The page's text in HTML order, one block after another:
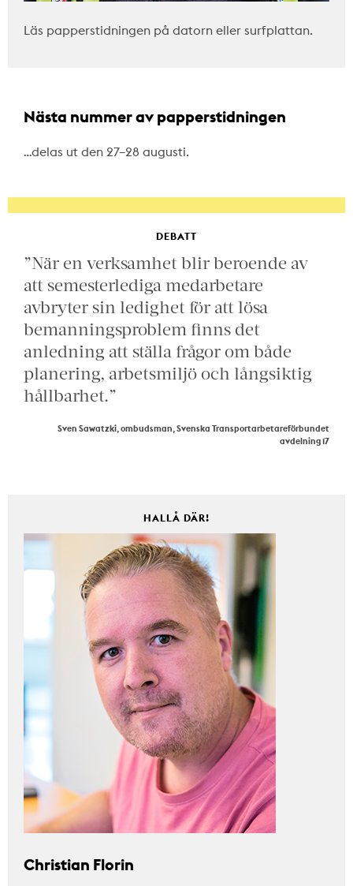
Läs papperstidningen på datorn eller surfplattan.
Nästa nummer av papperstidningen
…delas ut den 27–28 augusti.
DEBATT
”När en verksamhet blir beroende av
att semesterlediga medarbetare
avbryter sin ledighet för att lösa
bemanningsproblem finns det
anledning att ställa frågor om både
planering, arbetsmiljö och långsiktig
hållbarhet.”
Sven Sawatzki, ombudsman, Svenska Transportarbetareförbundet
avdelning 17
HALLÅ DÄR!
Christian Florin